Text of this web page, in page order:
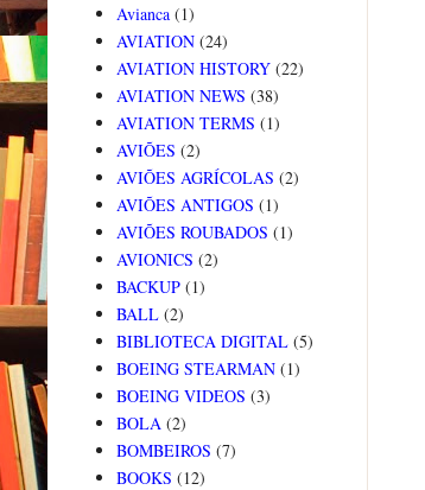
Avianca (1)
AVIATION (24)
AVIATION HISTORY (22)
AVIATION NEWS (38)
AVIATION TERMS (1)
AVIÕES (2)
AVIÕES AGRÍCOLAS (2)
AVIÕES ANTIGOS (1)
AVIÕES ROUBADOS (1)
AVIONICS (2)
BACKUP (1)
BALL (2)
BIBLIOTECA DIGITAL (5)
BOEING STEARMAN (1)
BOEING VIDEOS (3)
BOLA (2)
BOMBEIROS (7)
BOOKS (12)